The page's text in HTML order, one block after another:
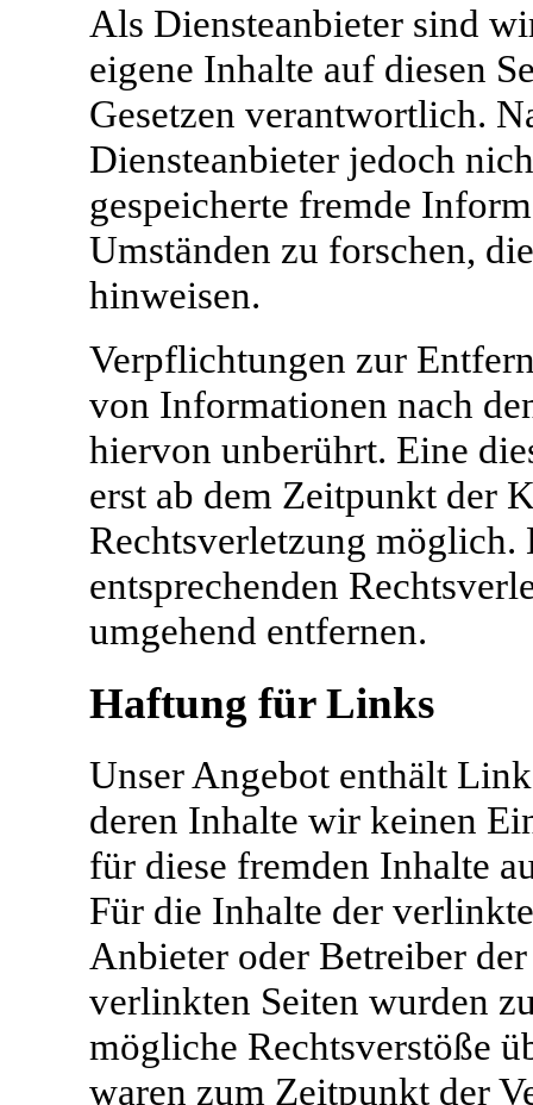
Als Diensteanbieter sind
eigene Inhalte auf diesen
Gesetzen verantwortlich.
Diensteanbieter jedoch
gespeicherte fremde
Umständen zu forschen,
hinweisen.
Verpflichtungen zur
von Informationen nach
hiervon unberührt. Eine
erst ab dem Zeitpunkt der
Rechtsverletzung
entsprechenden
umgehend entfernen.
Haftung für Links
Unser Angebot enthält
deren Inhalte wir keinen
für diese fremden Inhalte
Für die Inhalte der
Anbieter oder Betreiber
verlinkten Seiten wurden
mögliche Rechtsverstöße
waren zum Zeitpunkt der